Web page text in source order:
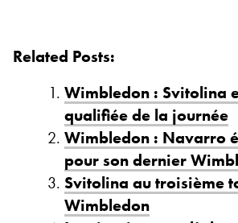
Related Posts:
Wimbledon : Svitolina
qualifiée de la journée
Wimbledon : Navarro
pour son dernier
Svitolina au troisième
Wimbledon